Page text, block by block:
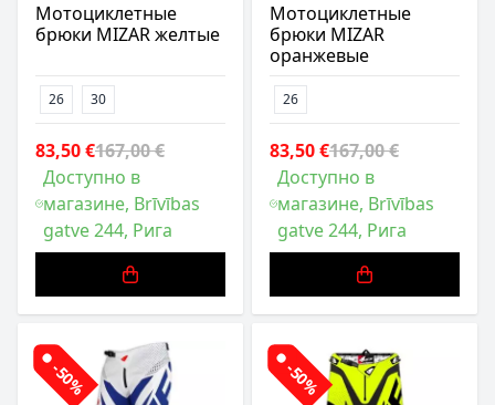
Мотоциклетные
брюки MIZAR желтые
26 30
83,50 €167,00 €
Доступно в
магазине, Brīvības
gatve 244, Рига
Мотоциклетные
брюки MIZAR
оранжевые
26
83,50 €167,00 €
Доступно в
магазине, Brīvības
gatve 244, Рига
-50% -50%